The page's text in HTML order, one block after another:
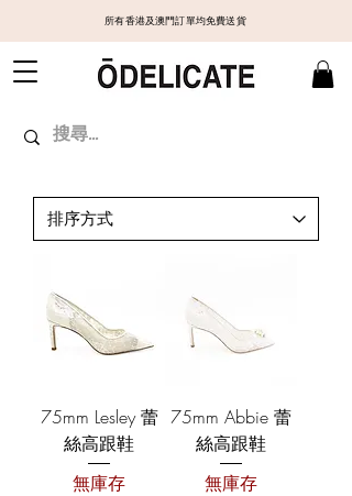
所有香港及澳門訂單均免費送貨
75mm Lesley 蕾
絲高跟鞋
無庫存
75mm Abbie 蕾
絲高跟鞋
無庫存